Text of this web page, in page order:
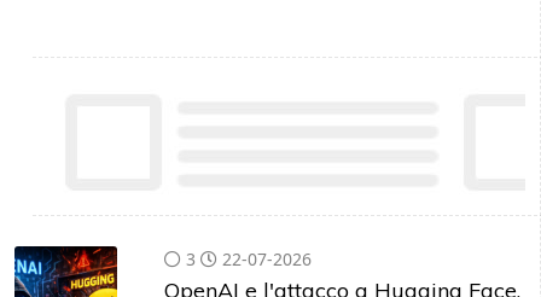
3 22-07-2026
OpenAI e l'attacco a Hugging Face,